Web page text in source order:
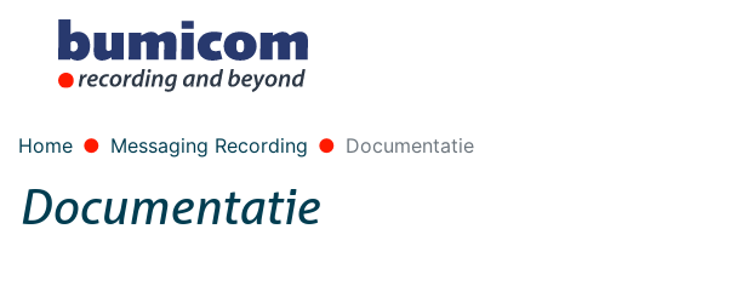
Home Messaging Recording Documentatie
Documentatie